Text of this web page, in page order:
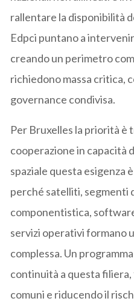
rallentare la disponibilità
Edpci puntano a
creando un perimetro
richiedono massa critica,
governance condivisa.
Per Bruxelles la priorità è
cooperazione in capacità
spaziale questa esigenza
perché satelliti, segmenti
componentistica,
servizi operativi formano
complessa. Un
continuità a questa
comuni e riducendo il